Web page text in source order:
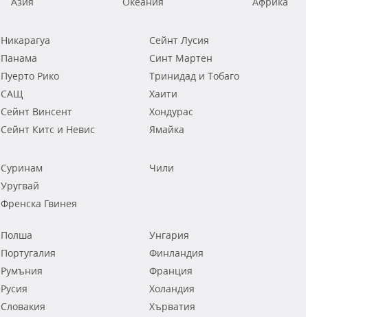
Никарагуа
Панама
Пуерто Рико
САЩ
Сейнт Винсент
Сейнт Китс и Невис
Сейнт Лусия
Синт Мартен
Тринидад и Тобаго
Хаити
Хондурас
Ямайка
Суринам
Уругвай
Френска Гвинея
Чили
Полша
Португалия
Румъния
Русия
Словакия
Унгария
Финландия
Франция
Холандия
Хърватия